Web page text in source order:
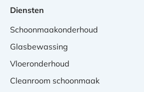
Diensten
Schoonmaakonderhoud
Glasbewassing
Vloeronderhoud
Cleanroom schoonmaak